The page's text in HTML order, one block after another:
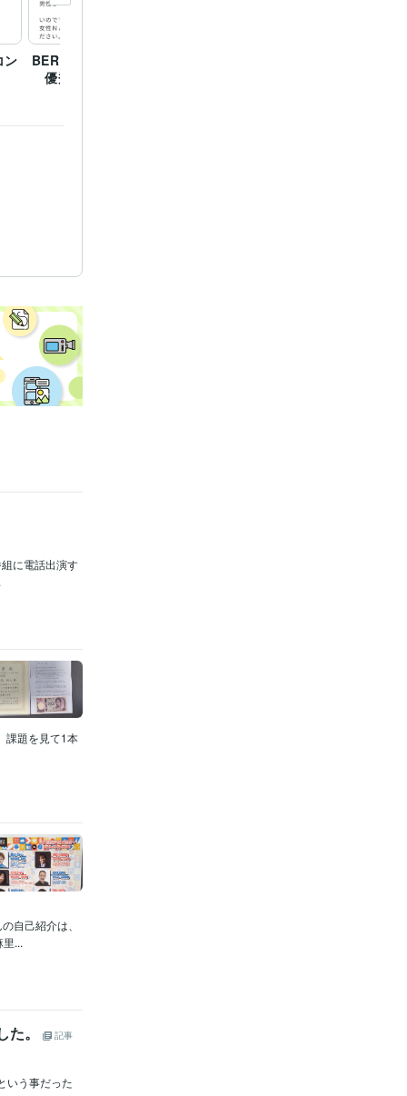
ン
BERRY GOOD CM2024
優秀賞
に電話出演す
課題を見て1本
己紹介は、
...
。 記事
いう事だった